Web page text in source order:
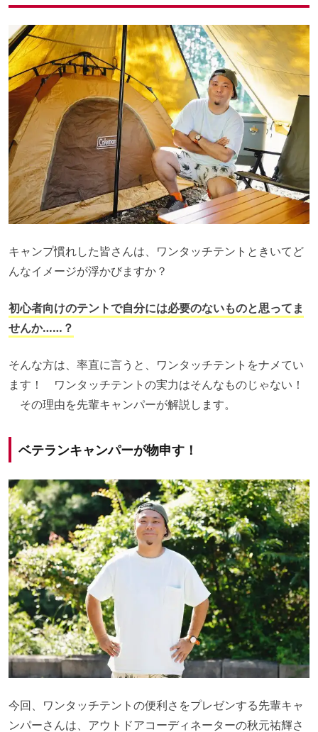
6. キャンプ慣れしていない友達用の客間テントに最適！
キャンプ慣れした皆さんは、ワンタッチテントときいてど
んなイメージが浮かびますか？
初心者向けのテントで自分には必要のないものと思ってま
せんか……？
そんな方は、率直に言うと、ワンタッチテントをナメてい
ます！ ワンタッチテントの実力はそんなものじゃない！
その理由を先輩キャンパーが解説します。
ベテランキャンパーが物申す！
今回、ワンタッチテントの便利さをプレゼンする先輩キャ
ンパーさんは、アウトドアコーディネーターの秋元祐輝さ